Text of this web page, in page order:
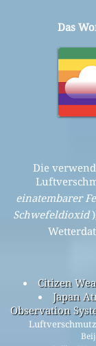
Das
Die
einatembarer
Schwefeldioxid
Citizen
Japan
Observation